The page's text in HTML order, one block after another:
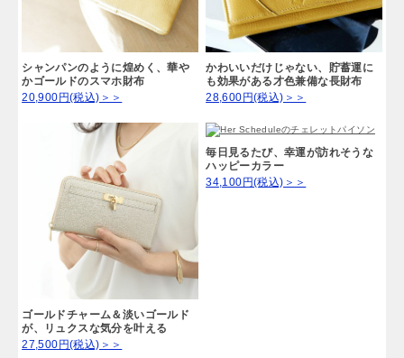
シャンパンのように煌めく、華や
かゴールドのスマホ財布
20,900円(税込)＞＞
かわいいだけじゃない、貯蓄運に
も効果がある才色兼備な長財布
28,600円(税込)＞＞
ゴールドチャーム＆淡いゴールド
が、リュクスな気分を叶える
27,500円(税込)＞＞
毎日見るたび、幸運が訪れそうな
ハッピーカラー
34,100円(税込)＞＞